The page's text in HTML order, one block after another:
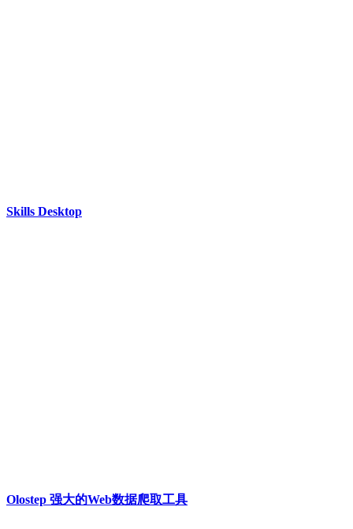
Skills Desktop
Olostep 强大的Web数据爬取工具